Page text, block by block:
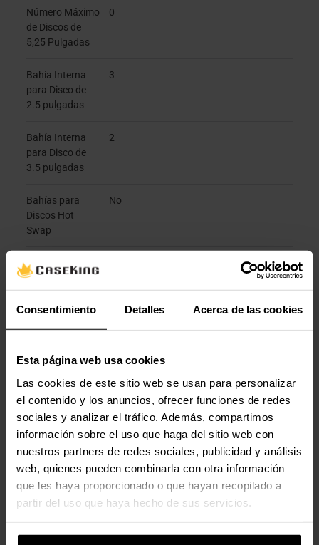
Consentimiento Detalles Acerca de las cookies
Esta página web usa cookies
Las cookies de este sitio web se usan para personalizar
el contenido y los anuncios, ofrecer funciones de redes
sociales y analizar el tráfico. Además, compartimos
información sobre el uso que haga del sitio web con
nuestros partners de redes sociales, publicidad y análisis
web, quienes pueden combinarla con otra información
que les haya proporcionado o que hayan recopilado a
partir del uso que haya hecho de sus servicios.
Número Máximo
de Discos de
5,25 Pulgadas
0
Bahía Interna
para Disco de
2.5 pulgadas
3
Bahía Interna
para Disco de
3.5 pulgadas
2
Bahías para
Discos Hot
Swap
No
Puertas Externas
E/S frontal –
Puertos USB
Tipo A Totales
USB 3.2
(externo) Tipo C
1
USB 3.0
(externo) Tipo A
2